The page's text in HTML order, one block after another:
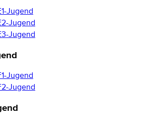
Jugend
Jugend
Jugend
Jugend
Jugend